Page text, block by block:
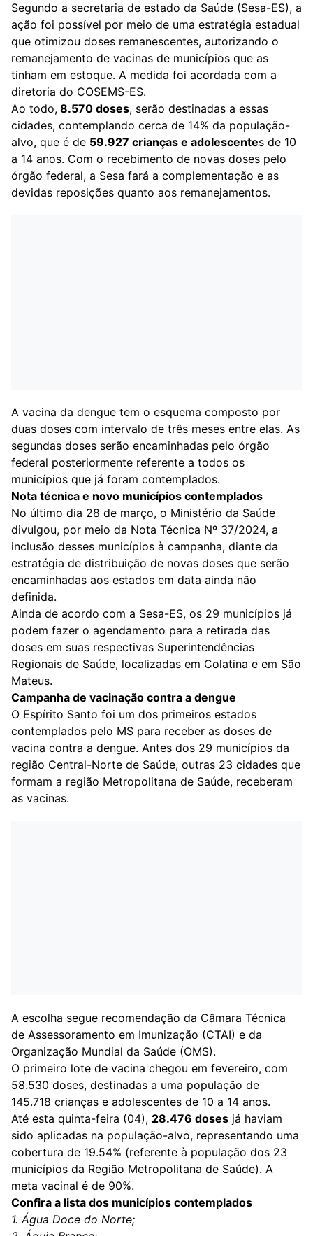
Segundo a secretaria de estado da Saúde (Sesa-ES), a
ação foi possível por meio de uma estratégia estadual
que otimizou doses remanescentes, autorizando o
remanejamento de vacinas de municípios que as
tinham em estoque. A medida foi acordada com a
diretoria do COSEMS-ES.
Ao todo, 8.570 doses, serão destinadas a essas
cidades, contemplando cerca de 14% da população-
alvo, que é de 59.927 crianças e adolescentes de 10
a 14 anos. Com o recebimento de novas doses pelo
órgão federal, a Sesa fará a complementação e as
devidas reposições quanto aos remanejamentos.
A vacina da dengue tem o esquema composto por
duas doses com intervalo de três meses entre elas. As
segundas doses serão encaminhadas pelo órgão
federal posteriormente referente a todos os
municípios que já foram contemplados.
Nota técnica e novo municípios contemplados
No último dia 28 de março, o Ministério da Saúde
divulgou, por meio da Nota Técnica Nº 37/2024, a
inclusão desses municípios à campanha, diante da
estratégia de distribuição de novas doses que serão
encaminhadas aos estados em data ainda não
definida.
Ainda de acordo com a Sesa-ES, os 29 municípios já
podem fazer o agendamento para a retirada das
doses em suas respectivas Superintendências
Regionais de Saúde, localizadas em Colatina e em São
Mateus.
Campanha de vacinação contra a dengue
O Espírito Santo foi um dos primeiros estados
contemplados pelo MS para receber as doses de
vacina contra a dengue. Antes dos 29 municípios da
região Central-Norte de Saúde, outras 23 cidades que
formam a região Metropolitana de Saúde, receberam
as vacinas.
A escolha segue recomendação da Câmara Técnica
de Assessoramento em Imunização (CTAI) e da
Organização Mundial da Saúde (OMS).
O primeiro lote de vacina chegou em fevereiro, com
58.530 doses, destinadas a uma população de
145.718 crianças e adolescentes de 10 a 14 anos.
Até esta quinta-feira (04), 28.476 doses já haviam
sido aplicadas na população-alvo, representando uma
cobertura de 19.54% (referente à população dos 23
municípios da Região Metropolitana de Saúde). A
meta vacinal é de 90%.
Confira a lista dos municípios contemplados
1. Água Doce do Norte;